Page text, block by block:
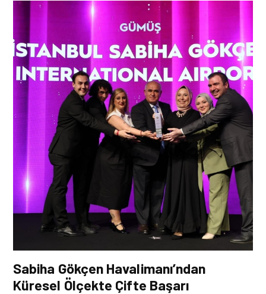
Sabiha Gökçen Havalimanı’ndan
Küresel Ölçekte Çifte Başarı